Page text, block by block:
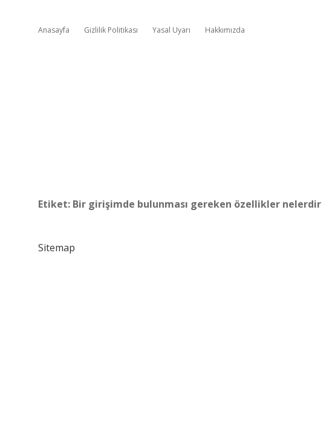
Anasayfa Gizlilik Politikası Yasal Uyarı Hakkımızda
Etiket: Bir girişimde bulunması gereken özellikler nelerdir
Sitemap